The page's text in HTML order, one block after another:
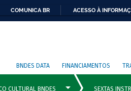
COMUNICA BR ACESSO À
BNDES DATA FINANCIAMENTOS